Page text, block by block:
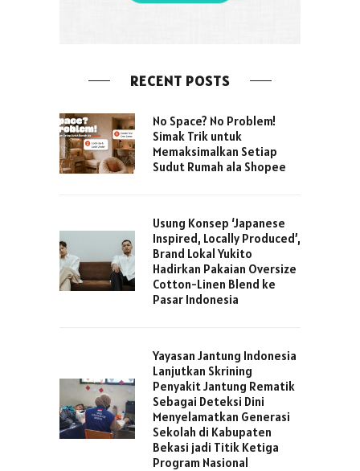
RECENT POSTS
No Space? No Problem!
Simak Trik untuk
Memaksimalkan Setiap
Sudut Rumah ala Shopee
Usung Konsep ‘Japanese
Inspired, Locally Produced’,
Brand Lokal Yukito
Hadirkan Pakaian Oversize
Cotton-Linen Blend ke
Pasar Indonesia
Yayasan Jantung Indonesia
Lanjutkan Skrining
Penyakit Jantung Rematik
Sebagai Deteksi Dini
Menyelamatkan Generasi
Sekolah di Kabupaten
Bekasi jadi Titik Ketiga
Program Nasional